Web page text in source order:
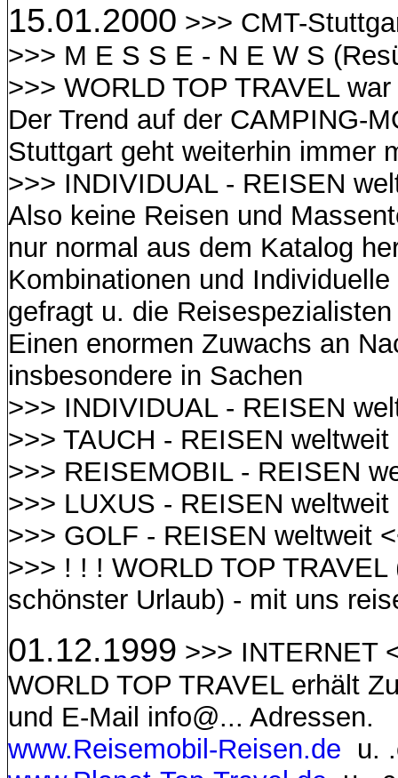
15.01.2000 >>> CMT-
>>> M E S S E - N E W S
>>> WORLD TOP TRAVEL
Der Trend auf der CAMPING-
Stuttgart geht weiterhin immer
>>> INDIVIDUAL - REISEN
Also keine Reisen und
nur normal aus dem Katalog
Kombinationen und
gefragt u. die
Einen enormen Zuwachs an
insbesondere in Sachen
>>> INDIVIDUAL - REISEN
>>> TAUCH - REISEN weltweit
>>> REISEMOBIL - REISEN
>>> LUXUS - REISEN weltweit
>>> GOLF - REISEN weltweit
>>> ! ! ! WORLD TOP
schönster Urlaub) - mit uns
01.12.1999 >>> INTERNET
WORLD TOP TRAVEL erhält
und E-Mail info@... Adressen.
www.Reisemobil-Reisen.de u.